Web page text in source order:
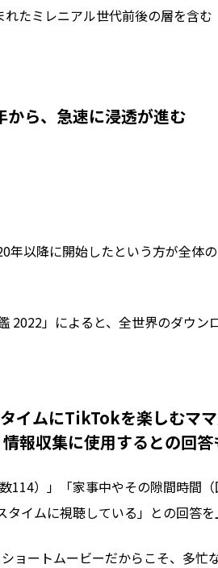
たミレニアル世代前後の層を
ら、急速に浸透が進む
以降に開始したという方が全体の
2022」によると、全世界のダウン
イムにTikTokを楽しむママ
報収集に使用するとの回答
）」「家事中やその隙間時間
イムに視聴している」との回答を
ートムービーだからこそ、多忙